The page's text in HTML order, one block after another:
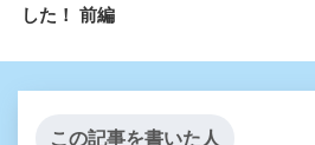
した！ 前編
この記事を書いた人